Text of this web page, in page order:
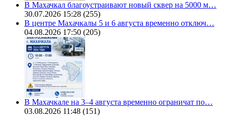
В Махачкал благоустраивают новый сквер на 5000 м…
30.07.2026 15:28 (255)
В центре Махачкалы 5 и 6 августа временно отключ…
04.08.2026 17:50 (205)
В Махачкале на 3–4 августа временно ограничат по…
03.08.2026 11:48 (151)